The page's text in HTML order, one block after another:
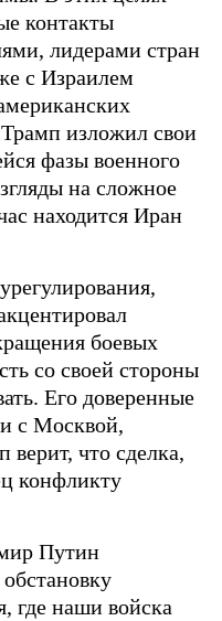
контакты
лидерами стран
с Израилем
изложил свои
фазы военного
на сложное
находится Иран
боевых
со своей стороны
Его доверенные
с Москвой,
что сделка,
конфликту
Путин
где наши войска